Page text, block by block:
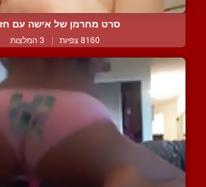
סרט מחרמן של אישה עם
8160 צפיות | 3 המלצות